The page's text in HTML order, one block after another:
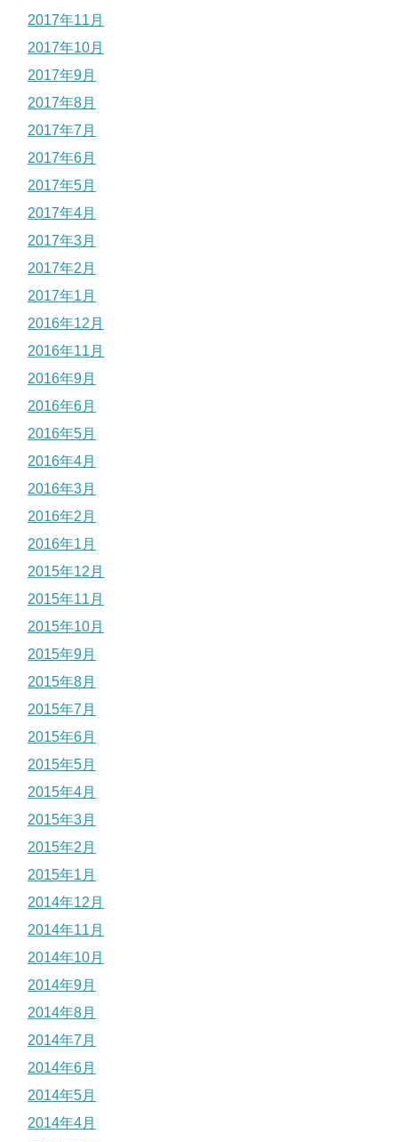
2017年11月
2017年10月
2017年9月
2017年8月
2017年7月
2017年6月
2017年5月
2017年4月
2017年3月
2017年2月
2017年1月
2016年12月
2016年11月
2016年9月
2016年6月
2016年5月
2016年4月
2016年3月
2016年2月
2016年1月
2015年12月
2015年11月
2015年10月
2015年9月
2015年8月
2015年7月
2015年6月
2015年5月
2015年4月
2015年3月
2015年2月
2015年1月
2014年12月
2014年11月
2014年10月
2014年9月
2014年8月
2014年7月
2014年6月
2014年5月
2014年4月